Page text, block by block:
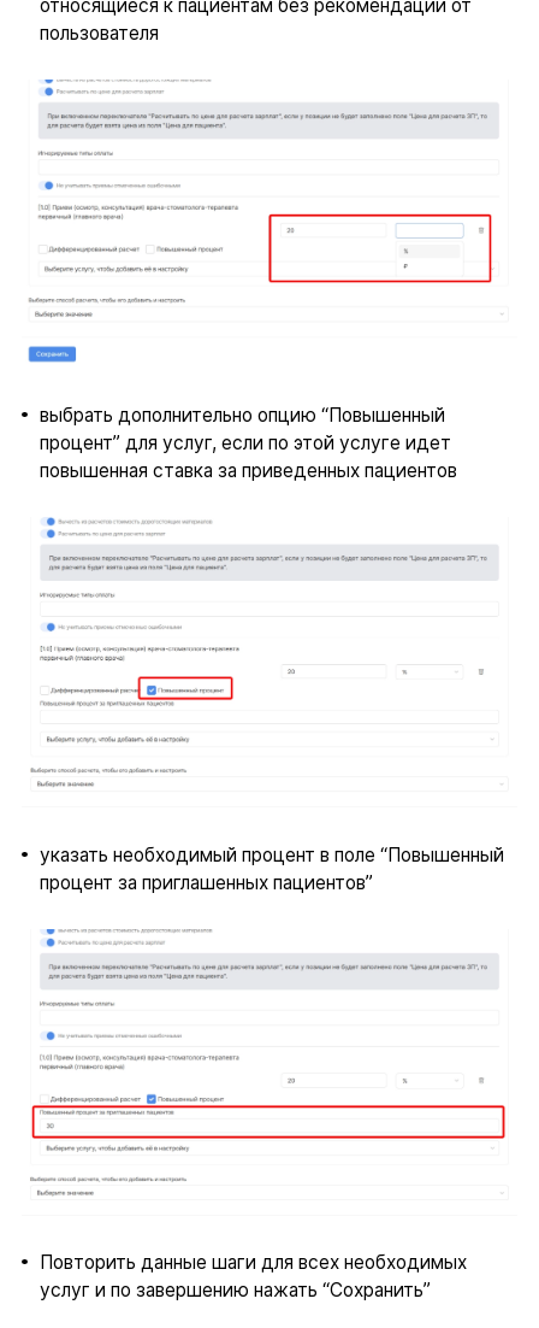
относящиеся к пациентам без рекомендации от
пользователя
выбрать дополнительно опцию “Повышенный
процент” для услуг, если по этой услуге идет
повышенная ставка за приведенных пациентов
указать необходимый процент в поле “Повышенный
процент за приглашенных пациентов”
Повторить данные шаги для всех необходимых
услуг и по завершению нажать “Сохранить”